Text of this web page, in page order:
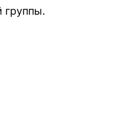
группы.